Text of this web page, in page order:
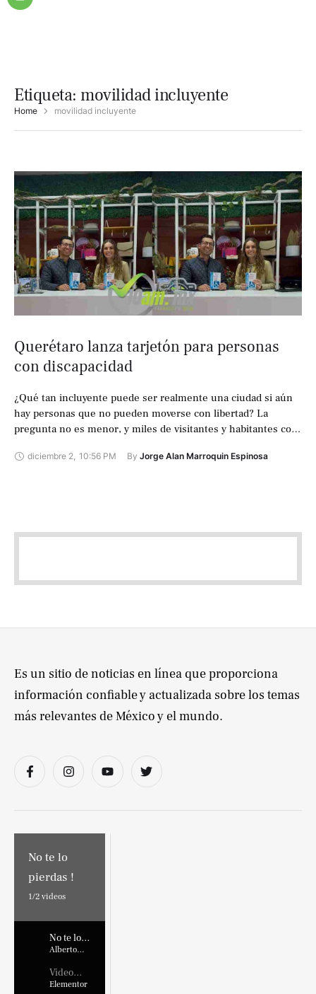
Etiqueta: movilidad incluyente
Home movilidad incluyente
Querétaro lanza tarjetón para personas
con discapacidad
¿Qué tan incluyente puede ser realmente una ciudad si aún
hay personas que no pueden moverse con libertad? La
pregunta no es menor, y miles de visitantes y habitantes con
diciembre 2, 10:56 PM By Jorge Alan Marroquin Espinosa
No te lo
pierdas !
1/2 videos
No te lo
pierdas !
Alberto
Video
Placehold
Elementor
Es un sitio de noticias en línea que proporciona
información confiable y actualizada sobre los temas
más relevantes de México y el mundo.